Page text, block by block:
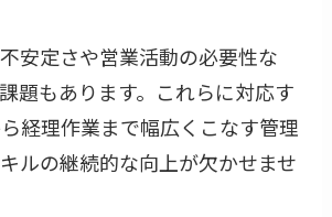
安定さや営業活動の必要性な
題もあります。これらに対応す
経理作業まで幅広くこなす管理
ルの継続的な向上が欠かせませ